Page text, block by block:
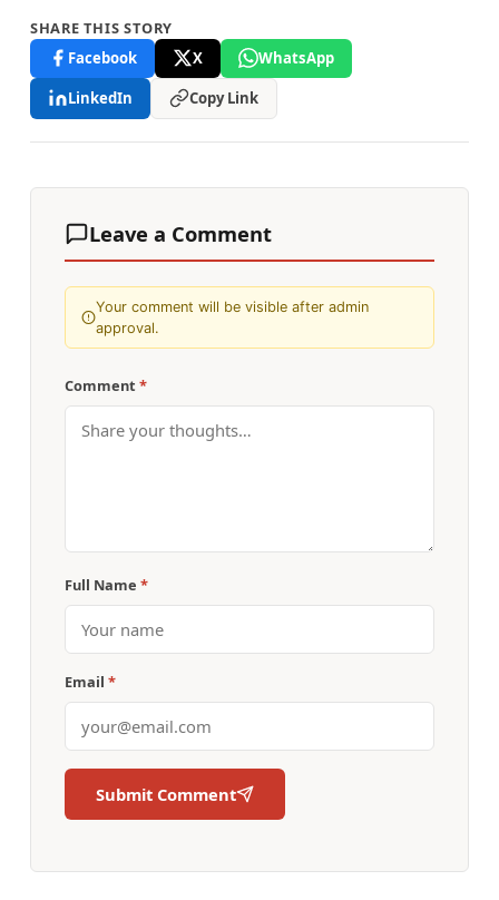
SHARE THIS STORY
Facebook
X
WhatsApp
LinkedIn
Copy Link
Leave a Comment
Your comment will be visible after admin
approval.
Comment *
Full Name *
Email *
Submit Comment